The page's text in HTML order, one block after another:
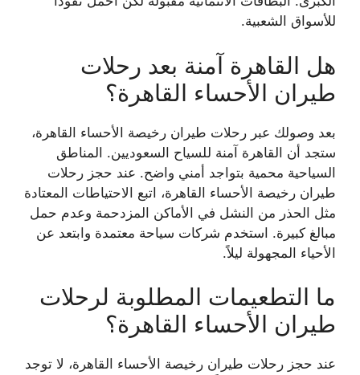
للأسواق الشعبية.
هل القاهرة آمنة بعد رحلات
طيران الأحساء القاهرة؟
بعد وصولك عبر رحلات طيران رخيصة الأحساء القاهرة،
ستجد أن القاهرة آمنة للسياح السعوديين. المناطق
السياحية محمية بتواجد أمني واضح. عند حجز رحلات
طيران رخيصة الأحساء القاهرة، اتبع الاحتياطات المعتادة
مثل الحذر من النشل في الأماكن المزدحمة وعدم حمل
مبالغ كبيرة. استخدم شركات سياحة معتمدة وابتعد عن
الأحياء المجهولة ليلاً.
ما التطعيمات المطلوبة لرحلات
طيران الأحساء القاهرة؟
عند حجز رحلات طيران رخيصة الأحساء القاهرة، لا توجد